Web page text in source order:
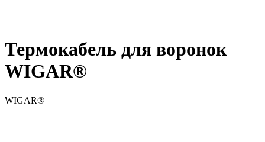
Термокабель для воронок
WIGAR®
WIGAR®